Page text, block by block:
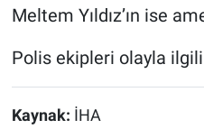
Meltem Yıldız’ın ise
Polis ekipleri olayla
Kaynak: İHA